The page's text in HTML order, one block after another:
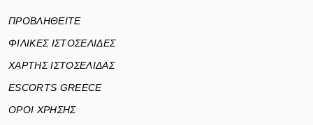
ΠΡΟΒΛΗΘΕΙΤΕ
ΦΙΛΙΚΕΣ ΙΣΤΟΣΕΛΙΔΕΣ
ΧΑΡΤΗΣ ΙΣΤΟΣΕΛΙΔΑΣ
ESCORTS GREECE
ΟΡΟΙ ΧΡΗΣΗΣ